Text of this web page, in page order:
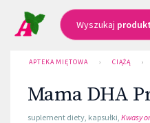
Wyszukaj produkt
APTEKA MIĘTOWA › CIĄŻĄ ›
Mama DHA
suplement diety, kapsułki, Kwasy